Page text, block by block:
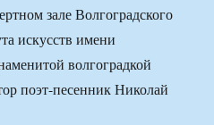
зале Волгоградского
искусств имени
волгоградкой
поэт-песенник Николай